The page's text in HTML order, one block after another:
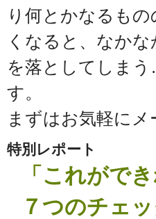
り何とかなるも
くなると、なか
を落としてしま
す。
まずはお気軽に
特別レポート
「これがで
７つのチェ